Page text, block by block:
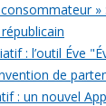
»
: l’outil Éve
de
: un nouvel